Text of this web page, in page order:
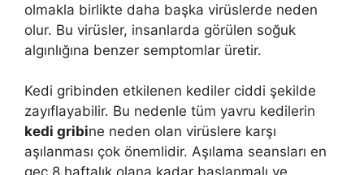
olmakla birlikte daha başka virüslerde neden
olur. Bu virüsler, insanlarda görülen soğuk
algınlığına benzer semptomlar üretir.
Kedi gribinden etkilenen kediler ciddi şekilde
zayıflayabilir. Bu nedenle tüm yavru kedilerin
kedi gribine neden olan virüslere karşı
aşılanması çok önemlidir. Aşılama seansları en